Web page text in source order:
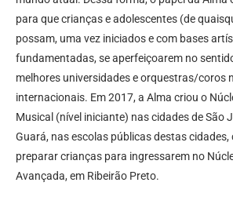
para que crianças e adolescentes (de
possam, uma vez iniciados e com bases
fundamentadas, se aperfeiçoarem no
melhores universidades e orquestras/coros
internacionais. Em 2017, a Alma criou o
Musical (nível iniciante) nas cidades de São
Guará, nas escolas públicas destas cidades,
preparar crianças para ingressarem no
Avançada, em Ribeirão Preto.